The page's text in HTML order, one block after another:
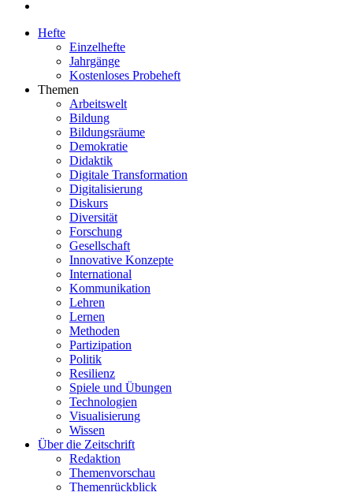
Hefte
Einzelhefte
Jahrgänge
Kostenloses Probeheft
Themen
Arbeitswelt
Bildung
Bildungsräume
Demokratie
Didaktik
Digitale Transformation
Digitalisierung
Diskurs
Diversität
Forschung
Gesellschaft
Innovative Konzepte
International
Kommunikation
Lehren
Lernen
Methoden
Partizipation
Politik
Resilienz
Spiele und Übungen
Technologien
Visualisierung
Wissen
Über die Zeitschrift
Redaktion
Themenvorschau
Themenrückblick